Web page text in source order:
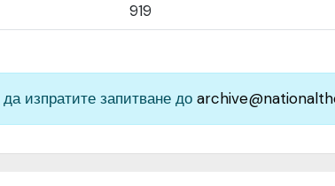
919
изпратите запитване до